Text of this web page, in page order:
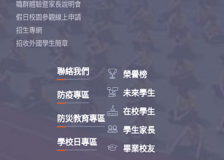
職群體驗暨家長說明會
假日校園參觀線上申請
招生專網
招收外國學生簡章
 榮譽榜
 未來學生
 在校學生
 學生家長
 畢業校友
聯絡我們
防疫專區
防災教育專區
學校日專區